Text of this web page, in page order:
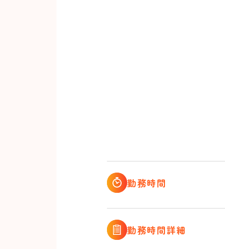
勤務時間
勤務時間詳細